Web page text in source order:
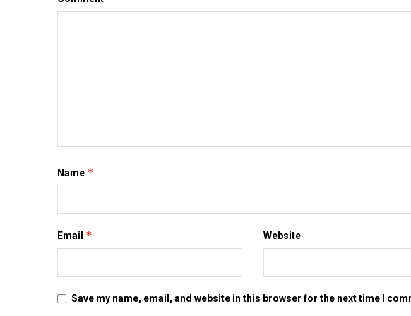
Name *
Email * Website
Save my name, email, and website in this browser for the next time I